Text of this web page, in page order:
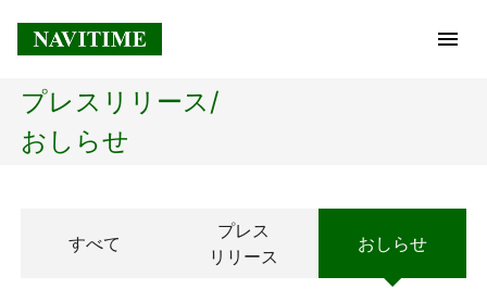
トップページ
経営理念
プレスリリース/
おしらせ
すべて
プレス
リリース
おしらせ